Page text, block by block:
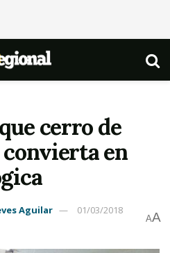
cerro de
convierta en
Aguilar
01/03/2018
AA